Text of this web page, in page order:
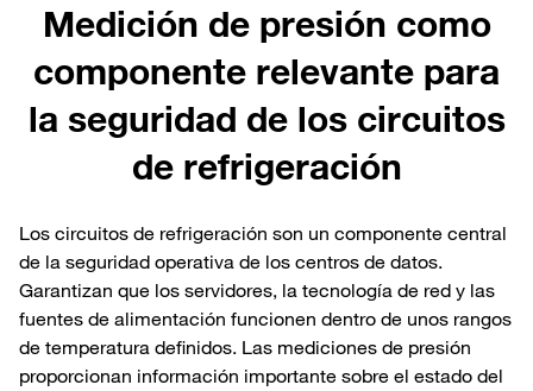
Medición de presión como
componente relevante para
la seguridad de los circuitos
de refrigeración
Los circuitos de refrigeración son un componente central
de la seguridad operativa de los centros de datos.
Garantizan que los servidores, la tecnología de red y las
fuentes de alimentación funcionen dentro de unos rangos
de temperatura definidos. Las mediciones de presión
proporcionan información importante sobre el estado del